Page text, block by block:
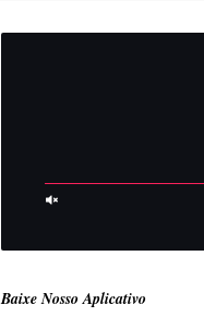
Baixe Nosso Aplicativo